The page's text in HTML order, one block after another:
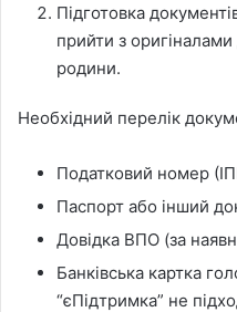
Підготовка
прийти з
родини.
Необхідний перелік
Податковий номер
Паспорт або інший
Довідка ВПО (за
Банківська картка
“єПідтримка” не